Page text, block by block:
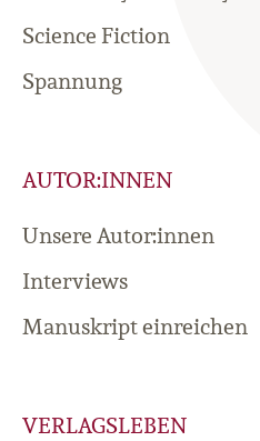
Science Fiction
Spannung
AUTOR:INNEN
Unsere Autor:innen
Interviews
Manuskript einreichen
VERLAGSLEBEN